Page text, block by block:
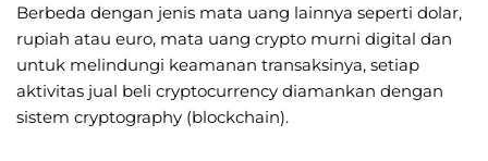
Berbeda dengan jenis mata uang lainnya seperti dolar,
rupiah atau euro, mata uang crypto murni digital dan
untuk melindungi keamanan transaksinya, setiap
aktivitas jual beli cryptocurrency diamankan dengan
sistem cryptography (blockchain).